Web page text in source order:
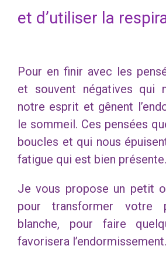
et d’utiliser la
Pour en finir avec les
et souvent négatives qui
notre esprit et gênent
le sommeil. Ces pensées
boucles et qui nous
fatigue qui est bien présente.
Je vous propose un petit
pour transformer votre
blanche, pour faire
favorisera l’endormissement.